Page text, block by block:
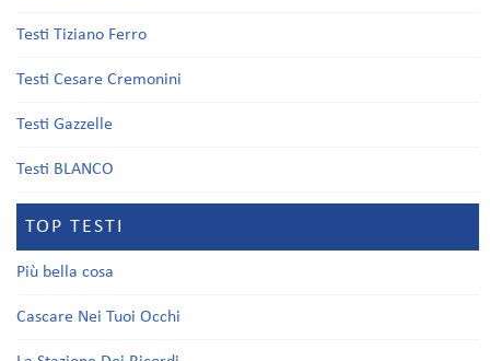
Testi Tiziano Ferro
Testi Cesare Cremonini
Testi Gazzelle
Testi BLANCO
TOP TESTI
Più bella cosa
Cascare Nei Tuoi Occhi